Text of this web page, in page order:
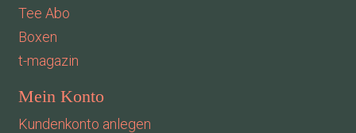
Tee Abo
Boxen
t-magazin
Mein Konto
Kundenkonto anlegen